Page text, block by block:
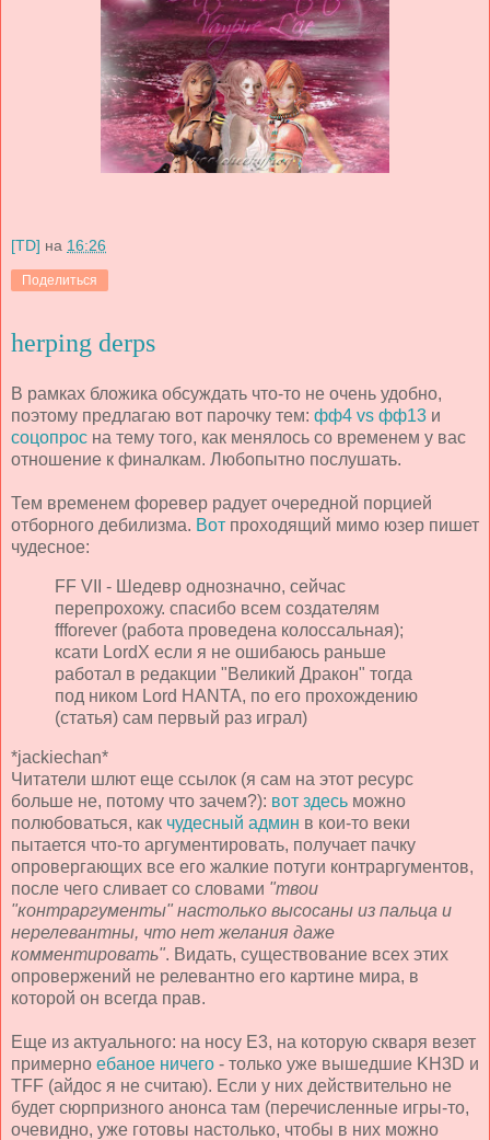
[TD] на 16:26
Поделиться
herping derps
В рамках бложика обсуждать что-то не очень удобно,
поэтому предлагаю вот парочку тем: фф4 vs фф13 и
соцопрос на тему того, как менялось со временем у вас
отношение к финалкам. Любопытно послушать.
Тем временем форевер радует очередной порцией
отборного дебилизма. Вот проходящий мимо юзер пишет
чудесное:
FF VII - Шедевр однозначно, сейчас
перепрохожу. спасибо всем создателям
ffforever (работа проведена колоссальная);
ксати LordX если я не ошибаюсь раньше
работал в редакции "Великий Дракон" тогда
под ником Lord HANTA, по его прохождению
(статья) сам первый раз играл)
*jackiechan*
Читатели шлют еще ссылок (я сам на этот ресурс
больше не, потому что зачем?): вот здесь можно
полюбоваться, как чудесный админ в кои-то веки
пытается что-то аргументировать, получает пачку
опровергающих все его жалкие потуги контраргументов,
после чего сливает со словами "твои
"контраргументы" настолько высосаны из пальца и
нерелевантны, что нет желания даже
комментировать". Видать, существование всех этих
опровержений не релевантно его картине мира, в
которой он всегда прав.
Еще из актуального: на носу Е3, на которую скваря везет
примерно ебаное ничего - только уже вышедшие KH3D и
TFF (айдос я не считаю). Если у них действительно не
будет сюрпризного анонса там (перечисленные игры-то,
очевидно, уже готовы настолько, чтобы в них можно